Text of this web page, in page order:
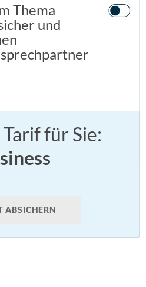
Thema
und
für Sie:
ABSICHERN